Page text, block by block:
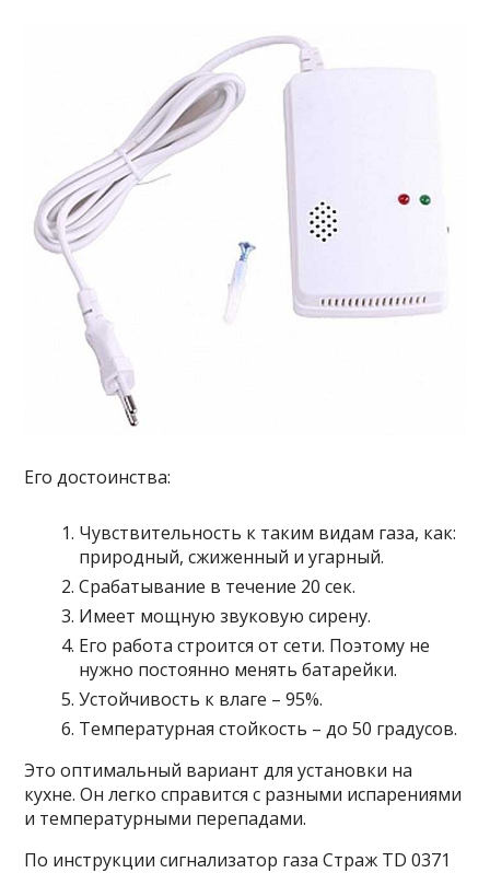
Его достоинства:
Чувствительность к таким видам газа, как:
природный, сжиженный и угарный.
Срабатывание в течение 20 сек.
Имеет мощную звуковую сирену.
Его работа строится от сети. Поэтому не
нужно постоянно менять батарейки.
Устойчивость к влаге – 95%.
Температурная стойкость – до 50 градусов.
Это оптимальный вариант для установки на
кухне. Он легко справится с разными испарениями
и температурными перепадами.
По инструкции сигнализатор газа Страж TD 0371